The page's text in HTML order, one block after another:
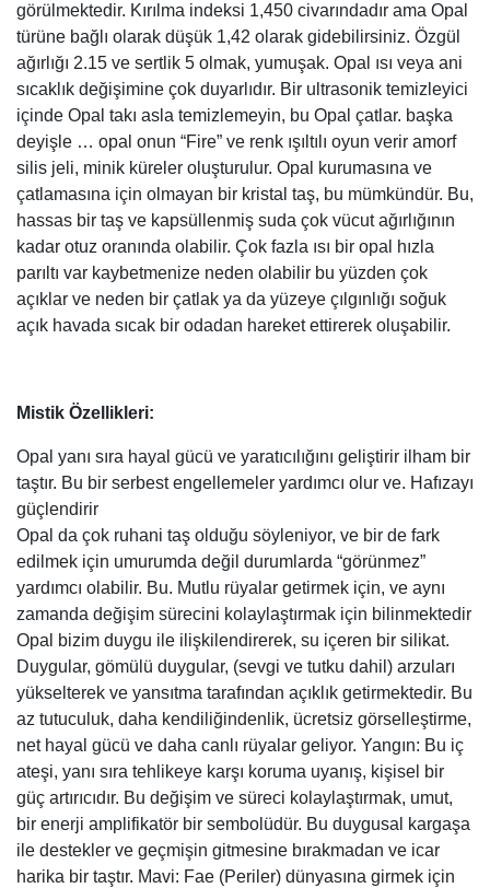
görülmektedir. Kırılma indeksi 1,450 civarındadır ama Opal
türüne bağlı olarak düşük 1,42 olarak gidebilirsiniz. Özgül
ağırlığı 2.15 ve sertlik 5 olmak, yumuşak. Opal ısı veya ani
sıcaklık değişimine çok duyarlıdır. Bir ultrasonik temizleyici
içinde Opal takı asla temizlemeyin, bu Opal çatlar. başka
deyişle … opal onun “Fire” ve renk ışıltılı oyun verir amorf
silis jeli, minik küreler oluşturulur. Opal kurumasına ve
çatlamasına için olmayan bir kristal taş, bu mümkündür. Bu,
hassas bir taş ve kapsüllenmiş suda çok vücut ağırlığının
kadar otuz oranında olabilir. Çok fazla ısı bir opal hızla
parıltı var kaybetmenize neden olabilir bu yüzden çok
açıklar ve neden bir çatlak ya da yüzeye çılgınlığı soğuk
açık havada sıcak bir odadan hareket ettirerek oluşabilir.
Mistik Özellikleri:
Opal yanı sıra hayal gücü ve yaratıcılığını geliştirir ilham bir
taştır. Bu bir serbest engellemeler yardımcı olur ve. Hafızayı
güçlendirir
Opal da çok ruhani taş olduğu söyleniyor, ve bir de fark
edilmek için umurumda değil durumlarda “görünmez”
yardımcı olabilir. Bu. Mutlu rüyalar getirmek için, ve aynı
zamanda değişim sürecini kolaylaştırmak için bilinmektedir
Opal bizim duygu ile ilişkilendirerek, su içeren bir silikat.
Duygular, gömülü duygular, (sevgi ve tutku dahil) arzuları
yükselterek ve yansıtma tarafından açıklık getirmektedir. Bu
az tutuculuk, daha kendiliğindenlik, ücretsiz görselleştirme,
net hayal gücü ve daha canlı rüyalar geliyor. Yangın: Bu iç
ateşi, yanı sıra tehlikeye karşı koruma uyanış, kişisel bir
güç artırıcıdır. Bu değişim ve süreci kolaylaştırmak, umut,
bir enerji amplifikatör bir sembolüdür. Bu duygusal kargaşa
ile destekler ve geçmişin gitmesine bırakmadan ve icar
harika bir taştır. Mavi: Fae (Periler) dünyasına girmek için